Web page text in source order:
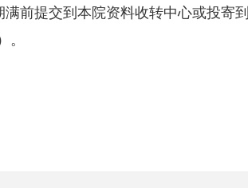
前提交到本院资料收转中心或投寄
。